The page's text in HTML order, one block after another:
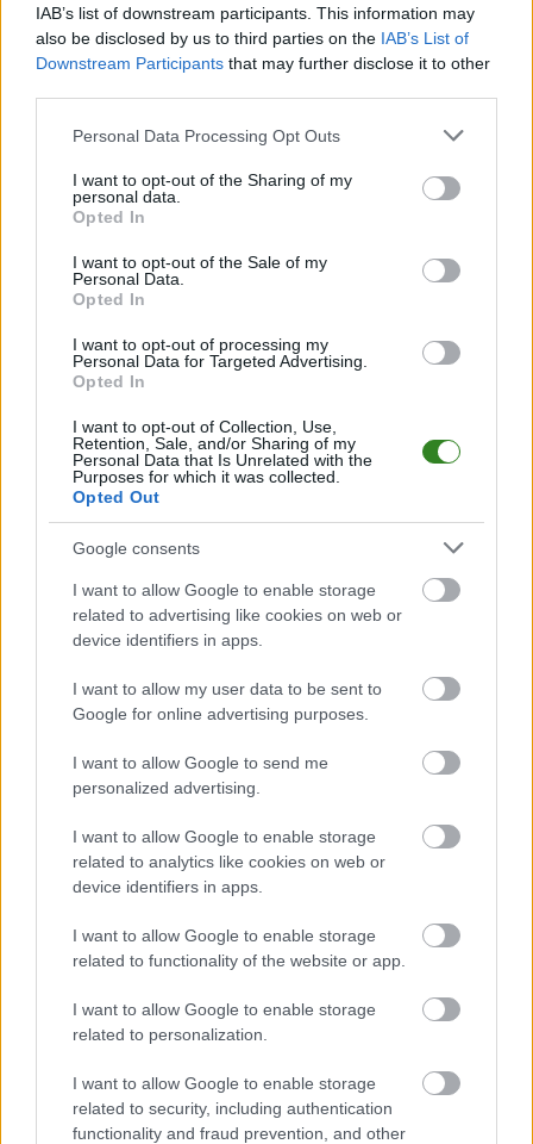
IAB’s list of downstream participants. This information may
also be disclosed by us to third parties on the IAB’s List of
Downstream Participants that may further disclose it to other
Please note that this website/app uses one or more Google
not limited to your visit or usage behaviour. You may click to
grant or deny consent to Google and its third-party tags to
use your data for below specified purposes in below Google
consent section.
Personal Data Processing Opt Outs
I want to opt-out of the Sharing of my
personal data.
Opted In
I want to opt-out of the Sale of my
Personal Data.
Opted In
I want to opt-out of processing my
Personal Data for Targeted Advertising.
Opted In
I want to opt-out of Collection, Use,
Retention, Sale, and/or Sharing of my
Personal Data that Is Unrelated with the
Purposes for which it was collected.
Opted Out
Google consents
I want to allow Google to enable storage
related to advertising like cookies on web or
device identifiers in apps.
I want to allow my user data to be sent to
Google for online advertising purposes.
I want to allow Google to send me
personalized advertising.
I want to allow Google to enable storage
related to analytics like cookies on web or
device identifiers in apps.
I want to allow Google to enable storage
related to functionality of the website or app.
I want to allow Google to enable storage
related to personalization.
I want to allow Google to enable storage
related to security, including authentication
functionality and fraud prevention, and other
Krosno > Klasa A, gr. I
Krosno > Klasa A, gr. II
Krosno > Klasa A, gr. III
Krosno > Klasa B, gr. II
Krosno > Klasa B, gr. III
Krosno > Klasa B, gr. IV
Rzeszów > Klasa Okręgowa
Rzeszów > Klasa A, gr. I
Rzeszów > Klasa A, gr. II
Rzeszów > Klasa A, gr. III
Rzeszów > Klasa B, gr. I
Rzeszów > Klasa B, gr. II
Rzeszów > Klasa B, gr. III
Rzeszów > Klasa B, gr. IV
Rzeszów > Klasa B, gr. V
Rzeszów > Klasa B, gr. VII
Podokręg Stalowa Wola
Stalowa Wola > Klasa A, gr. I
Stalowa Wola > Klasa A, gr. II
Stalowa Wola > Klasa B, gr. II
Asseco Resovia| Developres Rzeszów |ITA TOOLS Stal Mielec
Cellfast Wilki Krosno| Texom Stal Rzeszów|Stal Mielec
Motor Lublin|Stal Rzeszów| Stal Stalowa Wola|Wisła Kraków